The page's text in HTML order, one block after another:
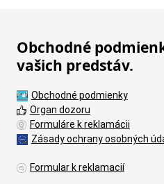
Obchodné
vašich predstáv.
Obchodné podmienky
Organ dozoru
Formuláre k reklamácii
Zásady ochrany osobných
Formular k reklamacií